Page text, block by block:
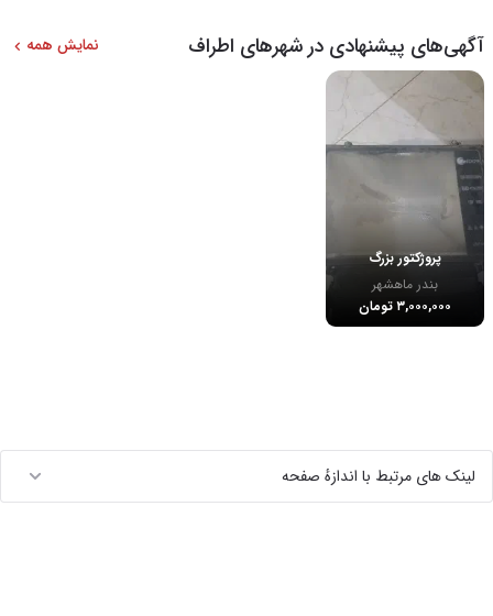
آگهی‌های پیشنهادی در شهرهای اطراف نمایش همه
پروژکتور بزرگ
بندر ماهشهر
۳,۰۰۰,۰۰۰ تومان
لینک های مرتبط با اندازهٔ صفحه